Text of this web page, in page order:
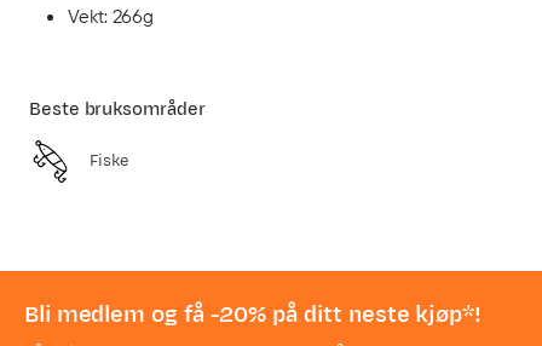
Vekt: 266g
Beste bruksområder
Fiske
Bli medlem og få -20% på ditt neste kjøp*!